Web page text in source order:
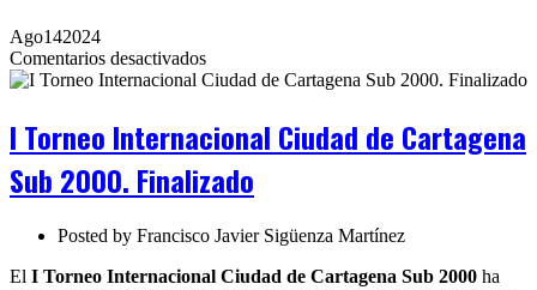
Ago142024
Comentarios desactivadosen
I
Ciudad
Cartagena
2000.
Finalizado
I Torneo Internacional Ciudad de Cartagena
Sub 2000. Finalizado
Posted by Francisco Javier Sigüenza Martínez
El I Torneo Internacional Ciudad de Cartagena Sub 2000 ha